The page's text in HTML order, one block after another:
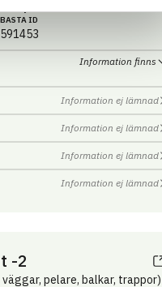
BASTA ID
591453
Information finns
Information ej lämnad
Information ej lämnad
Information ej lämnad
Information ej lämnad
-2
pelare, balkar, trappor)